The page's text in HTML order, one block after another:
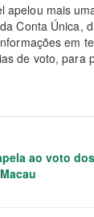
apelou mais
Conta Única,
em
de voto, para
ao voto